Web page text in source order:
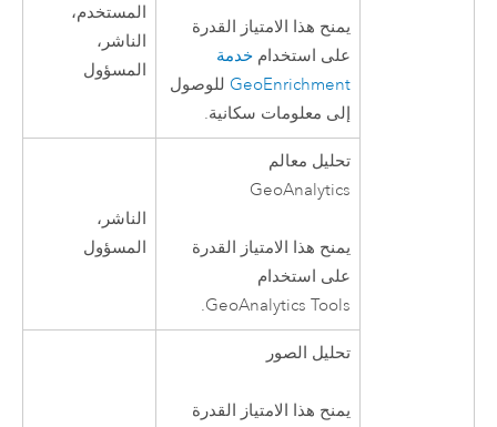
يمنح هذا الامتياز القدرة
على استخدامخدمة
GeoEnrichment للوصول
إلى معلومات سكانية.
المستخدم،
الناشر،
المسؤول
تحليل معالم
GeoAnalytics
يمنح هذا الامتياز القدرة
على استخدام
GeoAnalytics Tools
.
الناشر،
المسؤول
تحليل الصور
يمنح هذا الامتياز القدرة